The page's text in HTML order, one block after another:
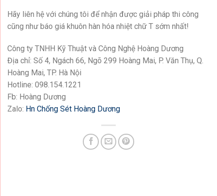
Hãy liên hệ với chúng tôi để nhận được giải pháp thi công
cũng như báo giá khuôn hàn hóa nhiệt chữ T sớm nhất!
Công ty TNHH Kỹ Thuật và Công Nghệ Hoàng Dương
Địa chỉ: Số 4, Ngách 66, Ngõ 299 Hoàng Mai, P. Văn Thụ, Q.
Hoàng Mai, TP. Hà Nội
Hotline: 098.154.1221
Fb: Hoàng Dương
Zalo: Hn Chống Sét Hoàng Dương